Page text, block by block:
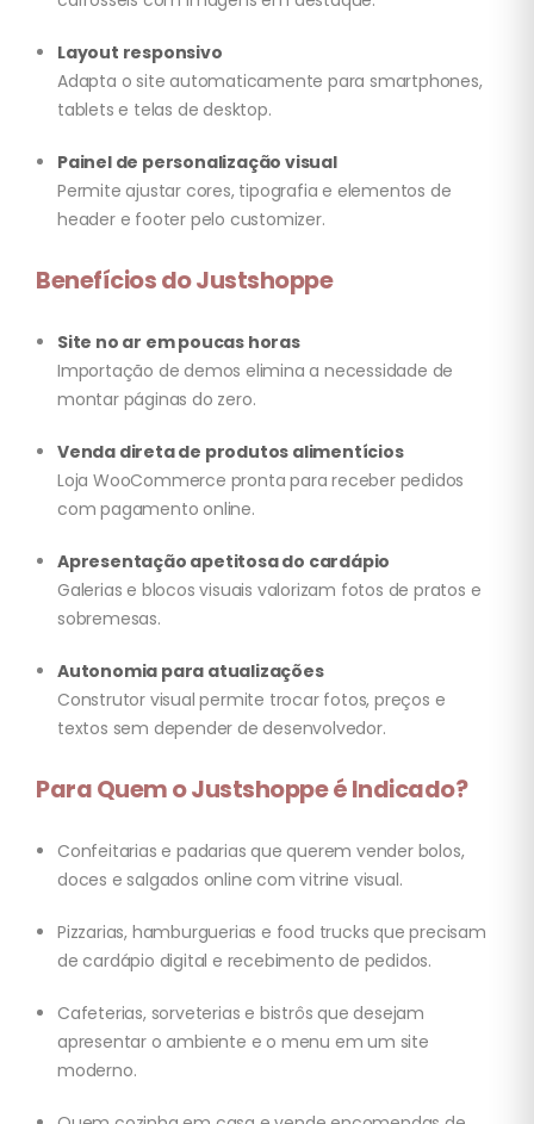
Layout responsivo
Adapta o site automaticamente para smartphones,
tablets e telas de desktop.
Painel de personalização visual
Permite ajustar cores, tipografia e elementos de
header e footer pelo customizer.
Benefícios do Justshoppe
Site no ar em poucas horas
Importação de demos elimina a necessidade de
montar páginas do zero.
Venda direta de produtos alimentícios
Loja WooCommerce pronta para receber pedidos
com pagamento online.
Apresentação apetitosa do cardápio
Galerias e blocos visuais valorizam fotos de pratos e
sobremesas.
Autonomia para atualizações
Construtor visual permite trocar fotos, preços e
textos sem depender de desenvolvedor.
Para Quem o Justshoppe é Indicado?
Confeitarias e padarias que querem vender bolos,
doces e salgados online com vitrine visual.
Pizzarias, hamburguerias e food trucks que precisam
de cardápio digital e recebimento de pedidos.
Cafeterias, sorveterias e bistrôs que desejam
apresentar o ambiente e o menu em um site
moderno.